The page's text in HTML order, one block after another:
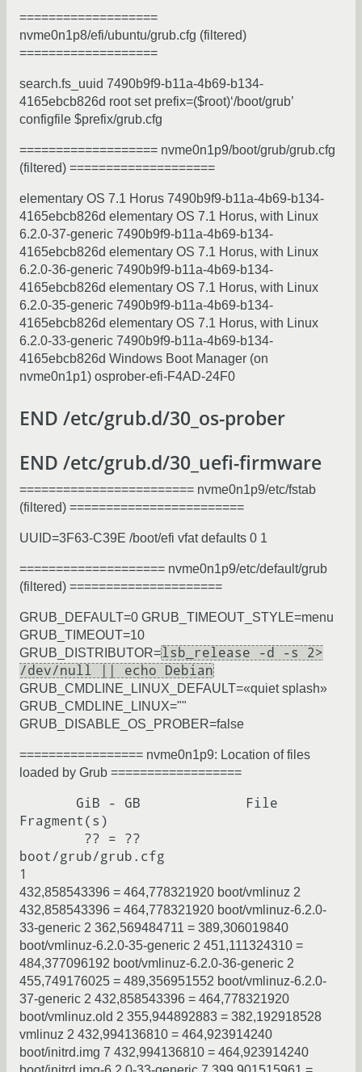
===================
nvme0n1p8/efi/ubuntu/grub.cfg (filtered)
===================
search.fs_uuid 7490b9f9-b11a-4b69-b134-
4165ebcb826d root set prefix=($root)‘/boot/grub’
configfile $prefix/grub.cfg
=================== nvme0n1p9/boot/grub/grub.cfg
(filtered) ====================
elementary OS 7.1 Horus 7490b9f9-b11a-4b69-b134-
4165ebcb826d elementary OS 7.1 Horus, with Linux
6.2.0-37-generic 7490b9f9-b11a-4b69-b134-
4165ebcb826d elementary OS 7.1 Horus, with Linux
6.2.0-36-generic 7490b9f9-b11a-4b69-b134-
4165ebcb826d elementary OS 7.1 Horus, with Linux
6.2.0-35-generic 7490b9f9-b11a-4b69-b134-
4165ebcb826d elementary OS 7.1 Horus, with Linux
6.2.0-33-generic 7490b9f9-b11a-4b69-b134-
4165ebcb826d Windows Boot Manager (on
nvme0n1p1) osprober-efi-F4AD-24F0
END /etc/grub.d/30_os-prober
END /etc/grub.d/30_uefi-firmware
======================== nvme0n1p9/etc/fstab
(filtered) ========================
UUID=3F63-C39E /boot/efi vfat defaults 0 1
==================== nvme0n1p9/etc/default/grub
(filtered) =====================
GRUB_DEFAULT=0 GRUB_TIMEOUT_STYLE=menu
GRUB_TIMEOUT=10
GRUB_DISTRIBUTOR=lsb_release -d -s 2>
/dev/null || echo Debian
GRUB_CMDLINE_LINUX_DEFAULT=«quiet splash»
GRUB_CMDLINE_LINUX=""
GRUB_DISABLE_OS_PROBER=false
================= nvme0n1p9: Location of files
loaded by Grub ==================
Fragment(s)
boot/grub/grub.cfg
432,858543396 = 464,778321920 boot/vmlinuz 2
432,858543396 = 464,778321920 boot/vmlinuz-6.2.0-
33-generic 2 362,569484711 = 389,306019840
boot/vmlinuz-6.2.0-35-generic 2 451,111324310 =
484,377096192 boot/vmlinuz-6.2.0-36-generic 2
455,749176025 = 489,356951552 boot/vmlinuz-6.2.0-
37-generic 2 432,858543396 = 464,778321920
boot/vmlinuz.old 2 355,944892883 = 382,192918528
vmlinuz 2 432,994136810 = 464,923914240
boot/initrd.img 7 432,994136810 = 464,923914240